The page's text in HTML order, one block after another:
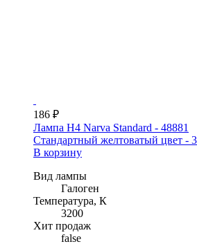
186 ₽
Лампа H4 Narva Standard - 48881
Стандартный желтоватый цвет -
В корзину
Вид лампы
Галоген
Температура, К
3200
Хит продаж
false